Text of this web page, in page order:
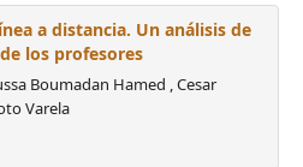
a distancia. Un análisis de
los profesores
Boumadan Hamed , Cesar
Varela